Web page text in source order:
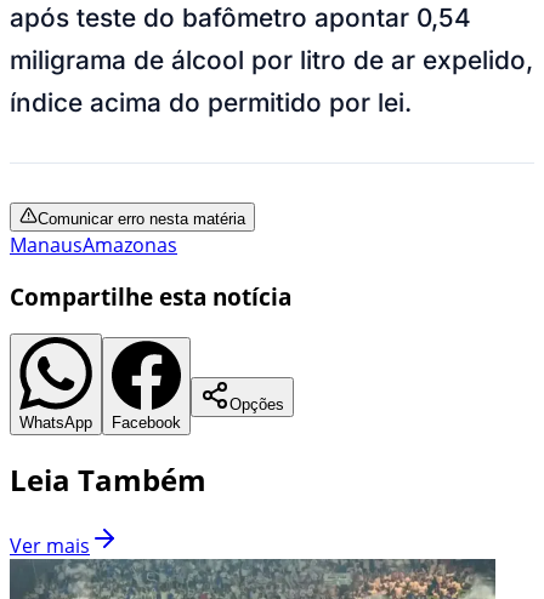
após teste do bafômetro apontar 0,54
miligrama de álcool por litro de ar expelido,
índice acima do permitido por lei.
Comunicar erro nesta matéria
ManausAmazonas
Compartilhe esta notícia
WhatsApp Facebook
Opções
Leia Também
Ver mais